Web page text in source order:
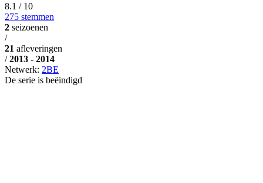
8.1 / 10
275 stemmen
2 seizoenen
/
21 afleveringen
/ 2013 - 2014
Netwerk: 2BE
De serie is beëindigd